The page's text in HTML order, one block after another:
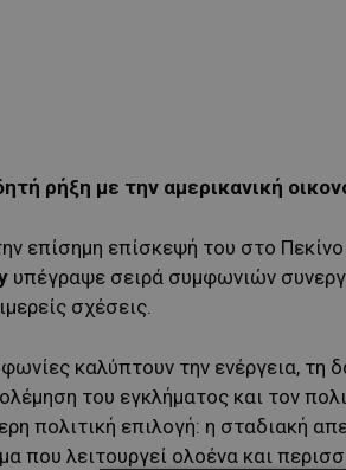
ρήξη με την αμερικανική
επίσημη επίσκεψή του στο
υπέγραψε σειρά συμφωνιών
σχέσεις.
καλύπτουν την ενέργεια, τη
του εγκλήματος και τον
πολιτική επιλογή: η σταδιακή
που λειτουργεί ολοένα και